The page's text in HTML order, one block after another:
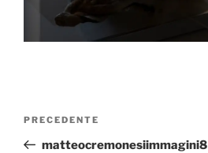
PRECEDENTE
matteocremonesiimmagini8